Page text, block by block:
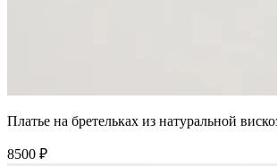
Платье на бретельках из натуральной
8500 ₽